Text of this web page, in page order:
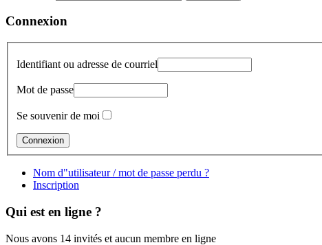
Connexion
Identifiant ou adresse de courriel
Mot de passe
Se souvenir de moi
Nom d"utilisateur / mot de passe perdu ?
Inscription
Qui est en ligne ?
Nous avons 14 invités et aucun membre en ligne